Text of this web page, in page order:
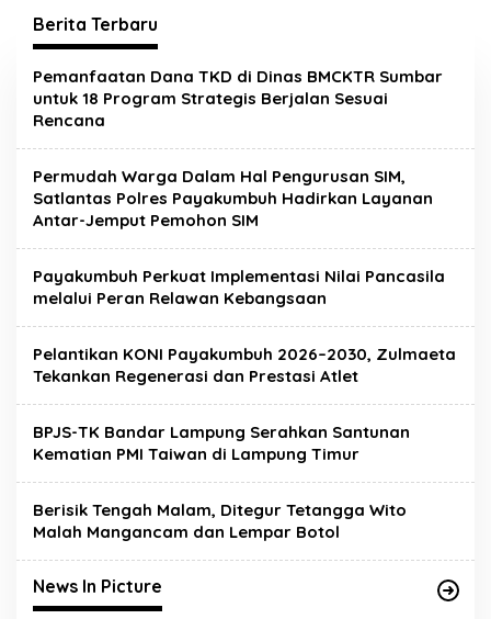
Berita Terbaru
Metropolis.co.id
Pemanfaatan Dana TKD di Dinas BMCKTR Sumbar
untuk 18 Program Strategis Berjalan Sesuai
Rencana
Permudah Warga Dalam Hal Pengurusan SIM,
Satlantas Polres Payakumbuh Hadirkan Layanan
Antar-Jemput Pemohon SIM
Payakumbuh Perkuat Implementasi Nilai Pancasila
melalui Peran Relawan Kebangsaan
Pelantikan KONI Payakumbuh 2026–2030, Zulmaeta
Tekankan Regenerasi dan Prestasi Atlet
BPJS-TK Bandar Lampung Serahkan Santunan
Kematian PMI Taiwan di Lampung Timur
Berisik Tengah Malam, Ditegur Tetangga Wito
Malah Mangancam dan Lempar Botol
News In Picture
Satgas Gabungan Covid-19
Sterilkan Pelintas di Bundaran
Hajimena Lampung
Di News In Picture